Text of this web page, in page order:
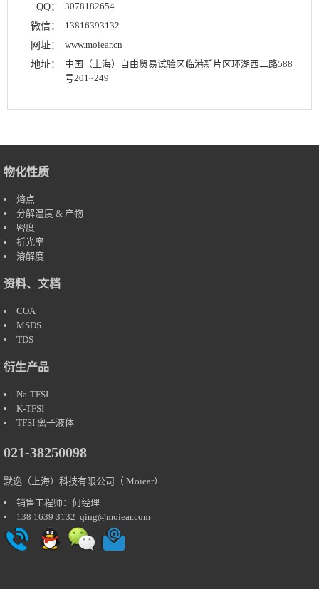
QQ：
3078182654
微信：
13816393132
网址：
www.moiear.cn
地址：
中国（上海）自由贸易试验区临港新片区环湖西二路588
号201~249
物化性质
熔点
分解温度 & 产物
密度
折光率
溶解度
资料、文档
COA
MSDS
TDS
衍生产品
Na-TFSI
K-TFSI
TFSI 离子液体
021-38250098
默逸（上海）科技有限公司（ Moiear）
销售工程师：何经理
138 1639 3132 qing@moiear.com